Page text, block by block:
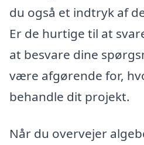
du også et indtryk af
Er de hurtige til at
at besvare dine
være afgørende for,
behandle dit projekt.
Når du overvejer